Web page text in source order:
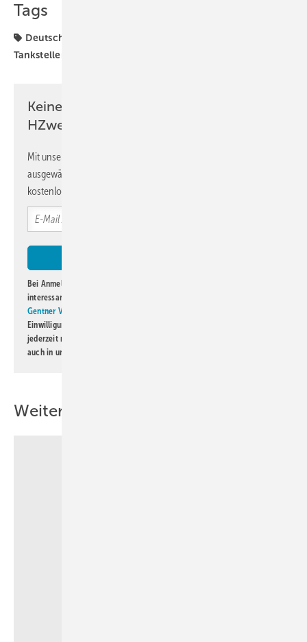
Tags
Deutschland
Tankstellen
Keine Zeit? Kein Problem mit dem
HZwei-Newsletter!
Mit unserem Newsletter erhalten Sie regelmäßig von uns
ausgewählte Informationen und Neuigkeiten, gebündelt und
kostenlos direkt ins Postfach.
Bei Anmeldung zu diesem Newsletter bin ich damit einverstanden, über
interessante Verlags- und Online-Angebote
Gentner Verlag GmbH & Co. KG
Einwilligung kann ich jederzeit widerrufen und eine Abmeldung ist
jederzeit möglich. Informationen zum Umgang mit Daten finden Sie
auch in unserer
Weitere Inhalte